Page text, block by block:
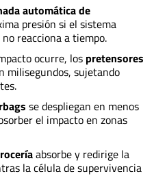
automática de
presión si el sistema
reacciona a tiempo.
ocurre, los pretensores
milisegundos, sujetando
se despliegan en menos
el impacto en zonas
absorbe y redirige la
la célula de supervivencia